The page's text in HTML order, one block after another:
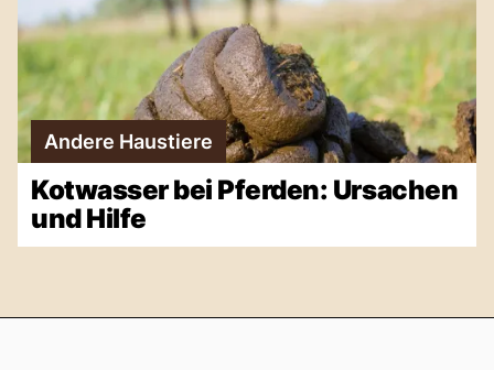
Andere Haustiere
Kotwasser bei Pferden: Ursachen
und Hilfe